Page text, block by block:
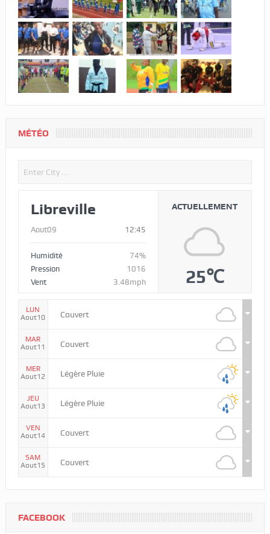
MÉTÉO
Libreville
Aout09 12:45
Humidité
74%
Pression
1016
Vent
3.48mph
ACTUELLEMENT
25℃
LUN
Aout10
Couvert
MAR
Aout11
Couvert
MER
Aout12
Légère Pluie
JEU
Aout13
Légère Pluie
VEN
Aout14
Couvert
SAM
Aout15
Couvert
FACEBOOK